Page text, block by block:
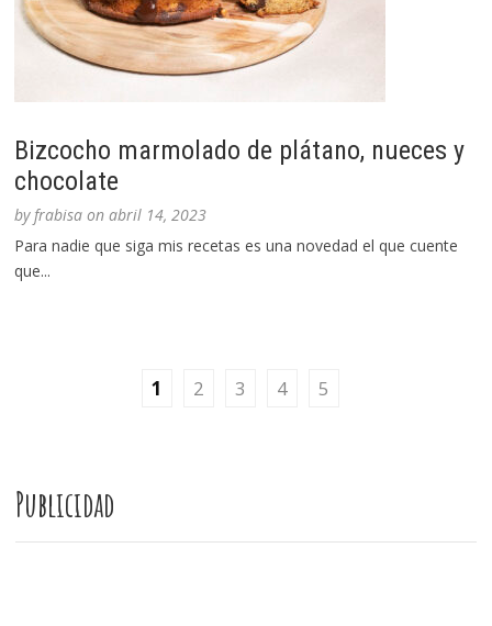
Bizcocho marmolado de plátano, nueces y
chocolate
byfrabisa onabril 14, 2023
Para nadie que siga mis recetas es una novedad el que cuente
que...
1 2 3 4 5
Publicidad